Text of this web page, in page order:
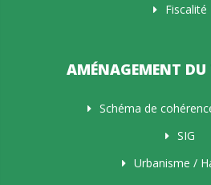
Fiscalité
AMÉNAGEMENT DU
Schéma de
SIG
Urbanisme /